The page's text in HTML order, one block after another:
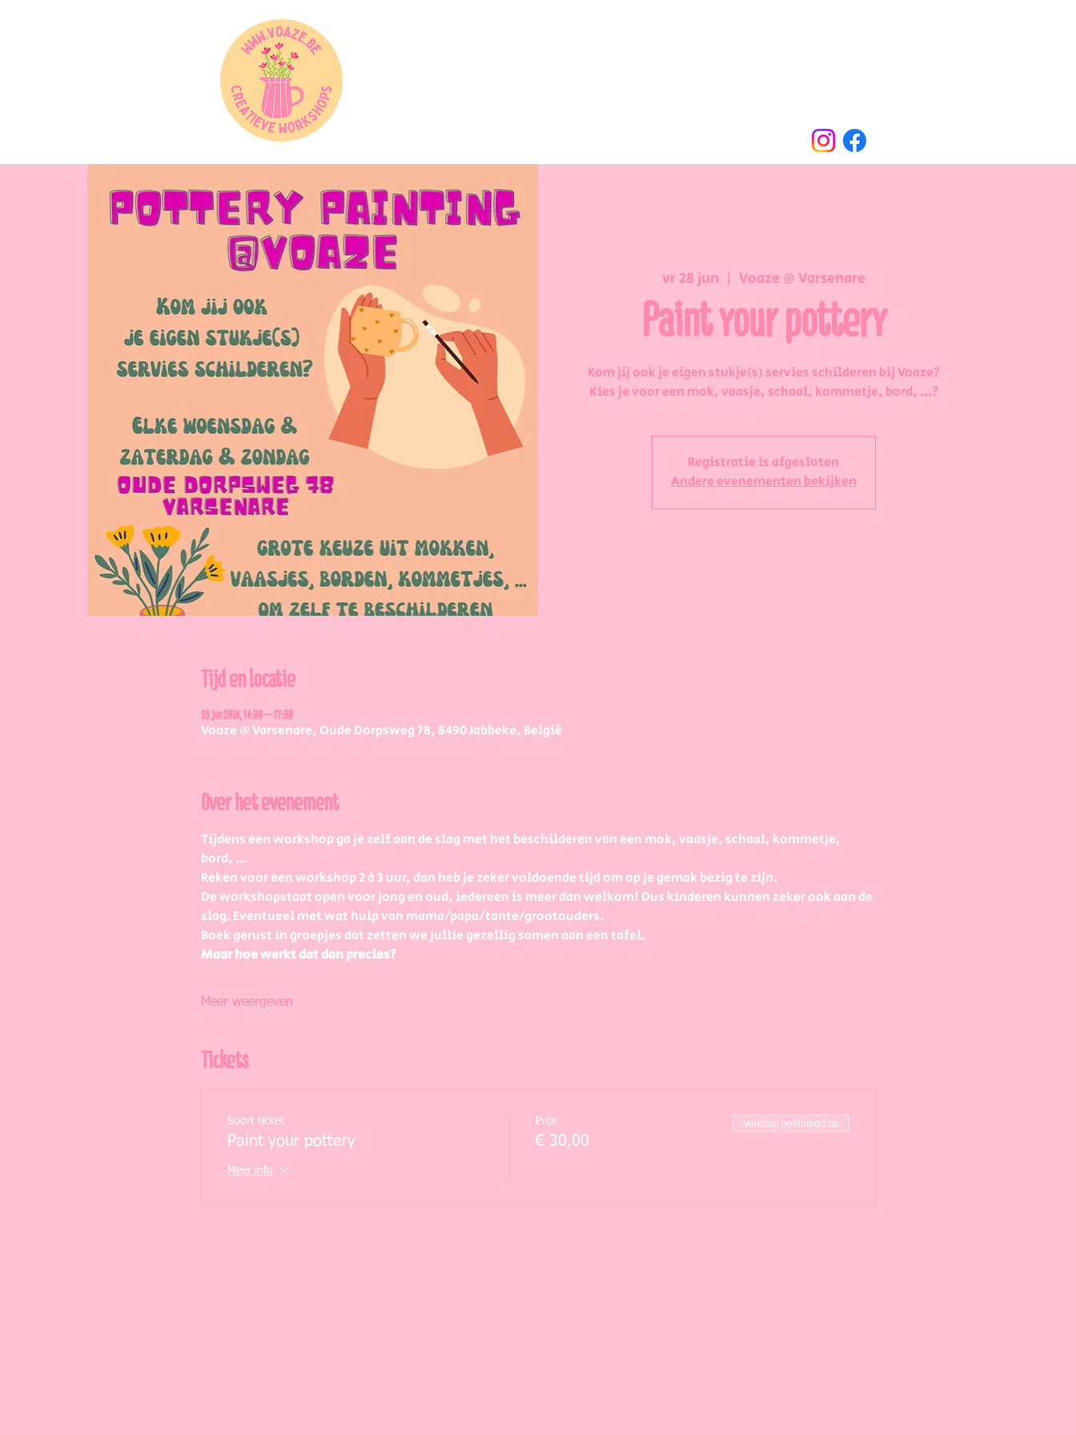
vr 28 jun
  |
Voaze @ Varsenare
Paint your pottery
Kom jij ook je eigen stukje(s) servies schilderen bij Voaze?
Kies je voor een mok, vaasje, schaal, kommetje, bord, ...?
Registratie is afgesloten
Andere evenementen bekijken
Tijd en locatie
28 jun 2024, 14:00 – 17:00
Voaze @ Varsenare, Oude Dorpsweg 78, 8490 Jabbeke, België
Over het evenement
Tijdens een workshop ga je zelf aan de slag met het beschilderen van een mok, vaasje, schaal, kommetje,
bord, ...
Reken voor een workshop 2 à 3 uur, dan heb je zeker voldoende tijd om op je gemak bezig te zijn.
De workshopstaat open voor jong en oud, iedereen is meer dan welkom! Dus kinderen kunnen zeker ook aan de
slag. Eventueel met wat hulp van mama/papa/tante/grootouders.
Boek gerust in groepjes dat zetten we jullie gezellig samen aan een tafel.
Maar hoe werkt dat dan precies?
Meer weergeven
Tickets
Soort ticket
Paint your pottery
Meer info
Prijs
€ 30,00
Verkoop geëindigd op